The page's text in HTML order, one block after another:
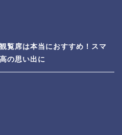
覧席は本当におすすめ！スマ
の思い出に